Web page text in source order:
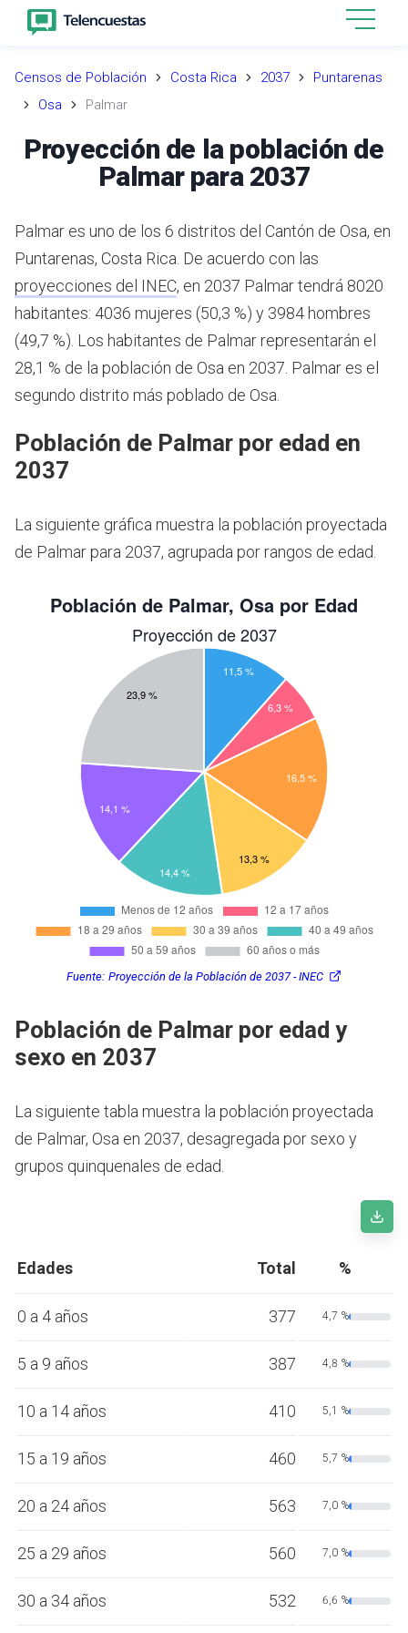
Censos de Población Costa Rica 2037
Puntarenas
Osa
Palmar
Proyección de la población de
Palmar para 2037
Palmar es uno de los 6 distritos del Cantón de Osa, en
Puntarenas, Costa Rica. De acuerdo con las
proyecciones del INEC, en 2037 Palmar tendrá 8020
habitantes: 4036 mujeres (50,3 %) y 3984 hombres
(49,7 %). Los habitantes de Palmar representarán el
28,1 % de la población de Osa en 2037. Palmar es el
segundo distrito más poblado de Osa.
Población de Palmar por edad en
2037
La siguiente gráfica muestra la población proyectada
de Palmar para 2037, agrupada por rangos de edad.
Fuente: Proyección de la Población de 2037 - INEC
Población de Palmar por edad y
sexo en 2037
La siguiente tabla muestra la población proyectada
de Palmar, Osa en 2037, desagregada por sexo y
grupos quinquenales de edad.
Edades Total %
0 a 4 años 377 4,7 %
5 a 9 años 387 4,8 %
10 a 14 años 410 5,1 %
15 a 19 años 460 5,7 %
20 a 24 años 563 7,0 %
25 a 29 años 560 7,0 %
30 a 34 años 532 6,6 %